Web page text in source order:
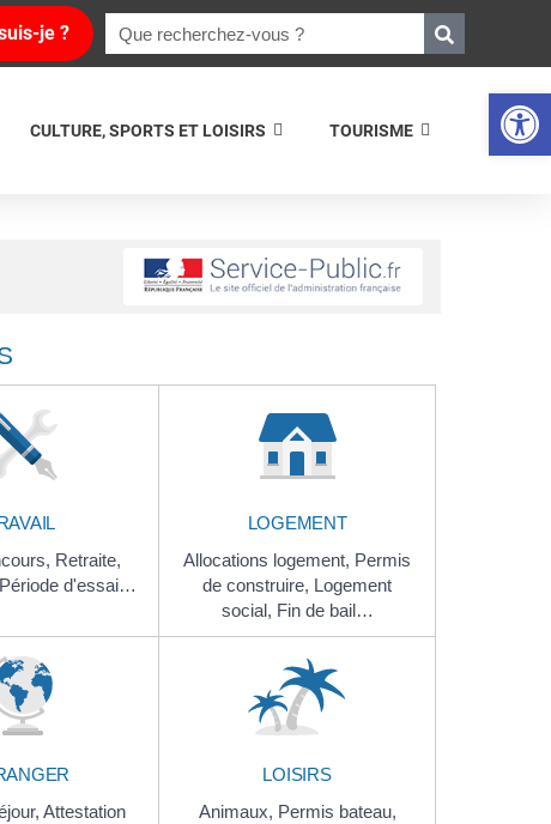
Ouvrir
je ?
CULTURE, SPORTS ET LOISIRS TOURISME
Retraite,
Période d'essai…
LOGEMENT
Allocations logement, Permis
de construire, Logement
social, Fin de bail…
Attestation
LOISIRS
Animaux, Permis bateau,